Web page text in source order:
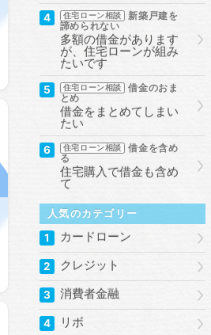
4 住宅ローン相談
新築戸建を
諦められない
多額の借金があります
が、住宅ローンが組み
たいです
5 住宅ローン相談
借金のおま
とめ
借金をまとめてしまい
たい
6 住宅ローン相談
借金を含め
る
住宅購入で借金も含め
て
人気のカテゴリー
1 カードローン
2 クレジット
3 消費者金融
4 リボ